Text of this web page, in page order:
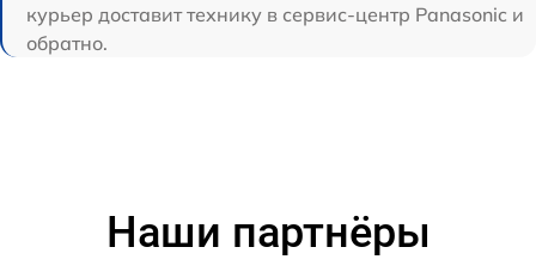
курьер доставит технику в сервис-центр Panasonic и
обратно.
Наши партнёры